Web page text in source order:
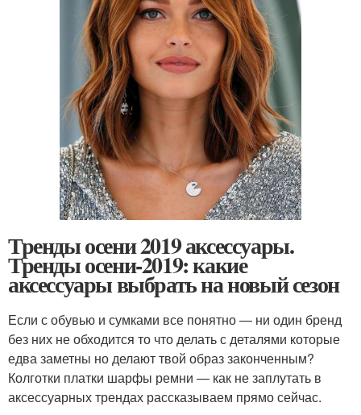
Тренды осени 2019 аксессуары.
Тренды осени-2019: какие
аксессуары выбрать на новый сезон
Если с обувью и сумками все понятно — ни один бренд
без них не обходится то что делать с деталями которые
едва заметны но делают твой образ законченным?
Колготки платки шарфы ремни — как не заплутать в
аксессуарных трендах рассказываем прямо сейчас.